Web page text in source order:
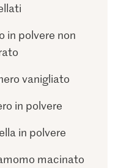
in polvere non
vanigliato
in polvere
in polvere
macinato